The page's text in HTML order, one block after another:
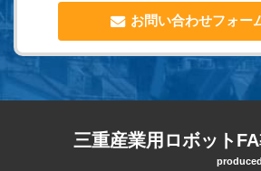
お問い合わせフォー
三重産業用ロボット